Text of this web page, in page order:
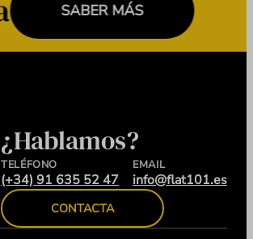
SABER MÁS
¿Hablamos?
TELÉFONO
(+34) 91 635 52 47
EMAIL
info@flat101.es
CONTACTA